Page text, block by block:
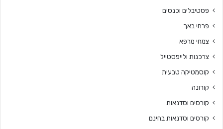
פסטיבלים וכנסים
פרחי באך
צמחי מרפא
צרכנות ולייפסטייל
קוסמטיקה טבעית
קורונה
קורסים וסדנאות
קורסים וסדנאות בחינם